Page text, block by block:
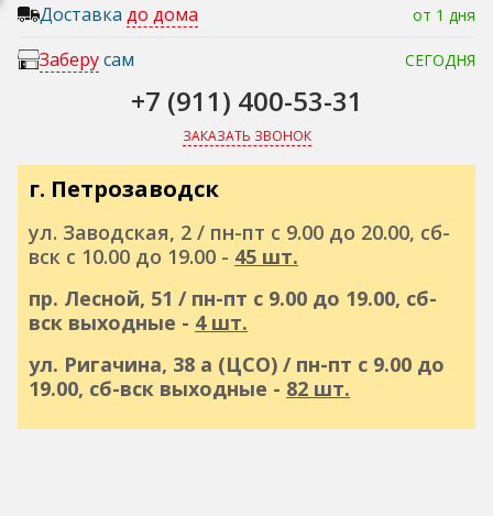
Доставка до дома от 1 дня
Заберусам СЕГОДНЯ
+7 (911) 400-53-31
ЗАКАЗАТЬ ЗВОНОК
г. Петрозаводск
ул. Заводская, 2 / пн-пт с 9.00 до 20.00, сб-
вск с 10.00 до 19.00 - 45 шт.
пр. Лесной, 51 / пн-пт с 9.00 до 19.00, сб-
вск выходные - 4 шт.
ул. Ригачина, 38 а (ЦСО) / пн-пт с 9.00 до
19.00, сб-вск выходные - 82 шт.